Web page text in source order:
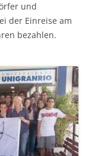
und
der Einreise am
bezahlen.